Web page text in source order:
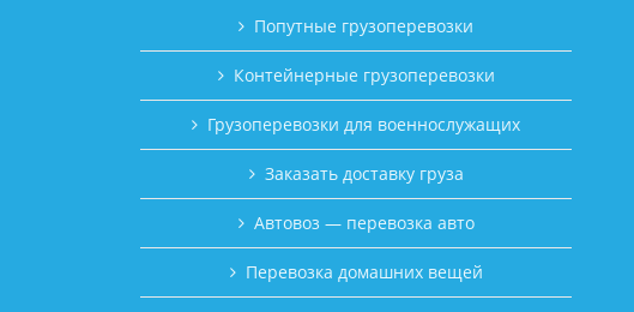
Попутные грузоперевозки
Контейнерные грузоперевозки
Грузоперевозки для военнослужащих
Заказать доставку груза
Автовоз — перевозка авто
Перевозка домашних вещей